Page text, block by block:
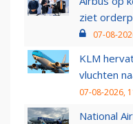
ziet
07-08-
KLM
vluchten
07-08-2026,
National